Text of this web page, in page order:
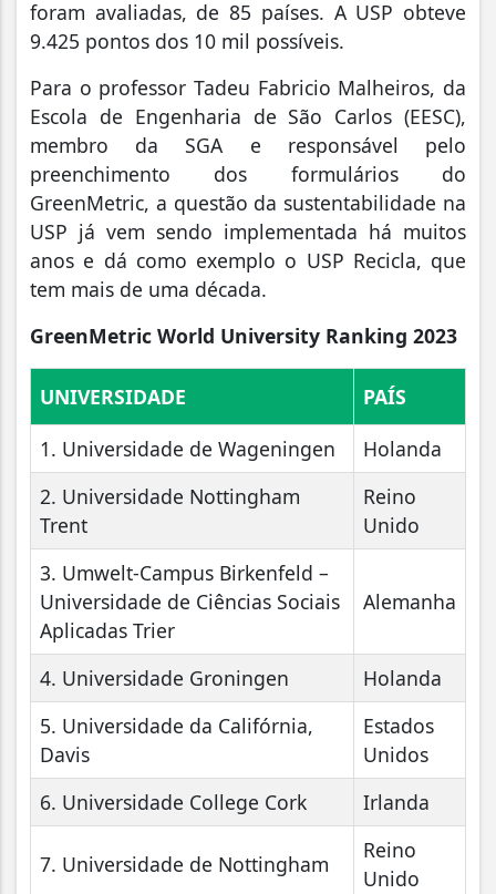
foram avaliadas, de 85 países. A USP obteve
9.425 pontos dos 10 mil possíveis.
Para o professor Tadeu Fabricio Malheiros, da
Escola de Engenharia de São Carlos (EESC),
membro da SGA e responsável pelo
preenchimento dos formulários do
GreenMetric, a questão da sustentabilidade na
USP já vem sendo implementada há muitos
anos e dá como exemplo o USP Recicla, que
tem mais de uma década.
GreenMetric World University Ranking 2023
UNIVERSIDADE
PAÍS
1. Universidade de Wageningen
Holanda
2. Universidade Nottingham
Trent
Reino
Unido
3. Umwelt-Campus Birkenfeld –
Universidade de Ciências Sociais
Aplicadas Trier
Alemanha
4. Universidade Groningen
Holanda
5. Universidade da Califórnia,
Davis
Estados
Unidos
6. Universidade College Cork
Irlanda
7. Universidade de Nottingham
Reino
Unido